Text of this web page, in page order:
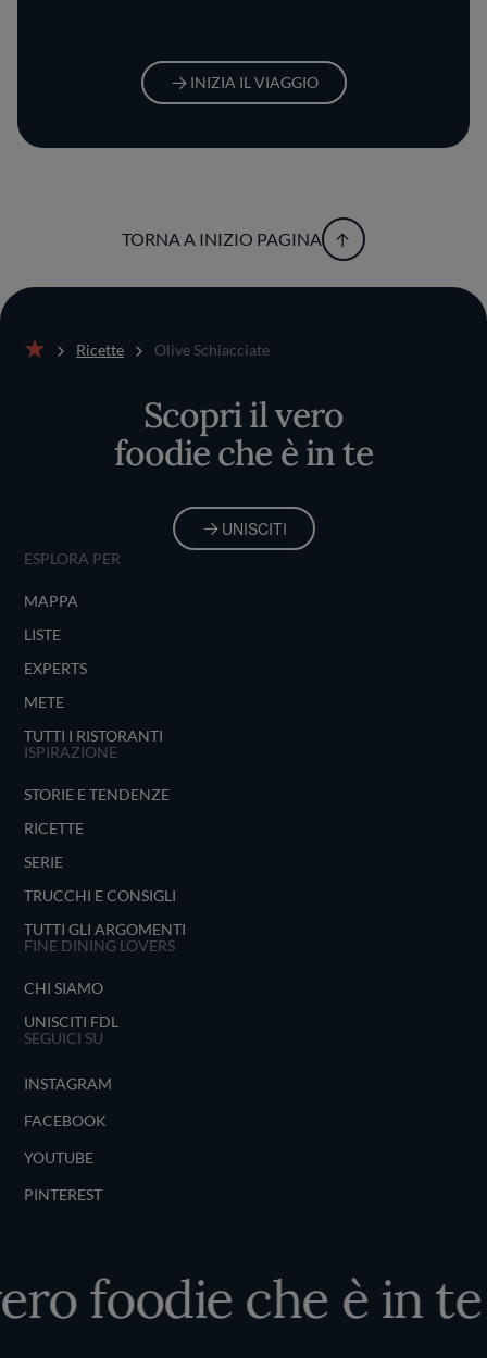
INIZIA IL VIAGGIO
TORNA A INIZIO PAGINA
Ricette Olive Schiacciate
Scopri il vero
foodie che è in te
UNISCITI
ESPLORA PER
MAPPA
LISTE
EXPERTS
METE
TUTTI I RISTORANTI
ISPIRAZIONE
STORIE E TENDENZE
RICETTE
SERIE
TRUCCHI E CONSIGLI
TUTTI GLI ARGOMENTI
FINE DINING LOVERS
CHI SIAMO
UNISCITI FDL
SEGUICI SU
INSTAGRAM
FACEBOOK
YOUTUBE
PINTEREST
foodie che è in te